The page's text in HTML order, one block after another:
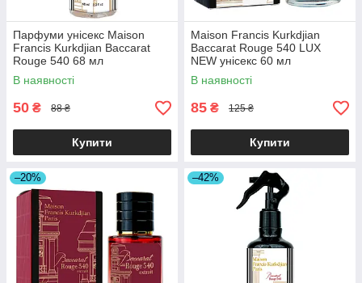
Парфуми унісекс Maison
Francis Kurkdjian Baccarat
Rouge 540 68 мл
В наявності
50 ₴ 88 ₴
Купити
Maison Francis Kurkdjian
Baccarat Rouge 540 LUX
NEW унісекс 60 мл
В наявності
85 ₴ 125 ₴
Купити
–20% –42%